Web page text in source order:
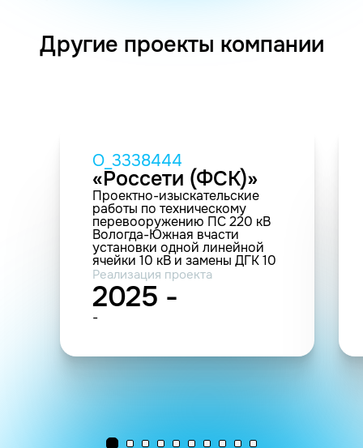
Другие проекты компании
O_3338444
«Россети (ФСК)»
Проектно-изыскательские
работы по техническому
перевооружению ПС 220 кВ
Вологда-Южная вчасти
установки одной линейной
ячейки 10 кВ и замены ДГК 10
кВ в ЗРУ-10 кВ для
технологического
присоединения объектов
электросетевого хозяйства
АО «Вологдаоблэнерго»
Реализация проекта
2025 -
-